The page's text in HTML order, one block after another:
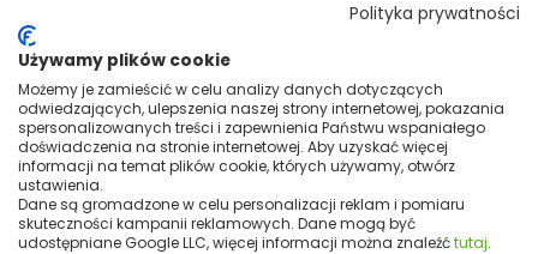
Polityka prywatności
Używamy plików cookie
Możemy je zamieścić w celu analizy danych dotyczących
odwiedzających, ulepszenia naszej strony internetowej, pokazania
spersonalizowanych treści i zapewnienia Państwu wspaniałego
doświadczenia na stronie internetowej. Aby uzyskać więcej
informacji na temat plików cookie, których używamy, otwórz
ustawienia.
Dane są gromadzone w celu personalizacji reklam i pomiaru
skuteczności kampanii reklamowych. Dane mogą być
udostępniane Google LLC, więcej informacji można znaleźćtutaj.